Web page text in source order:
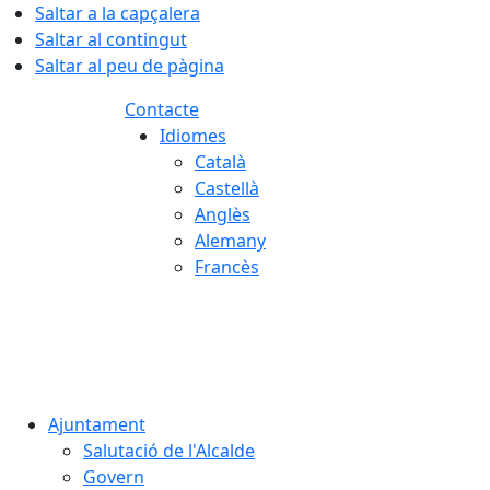
Saltar a la capçalera
Saltar al contingut
Saltar al peu de pàgina
Contacte
Idiomes
Català
Castellà
Anglès
Alemany
Francès
Ajuntament
Salutació de l'Alcalde
Govern